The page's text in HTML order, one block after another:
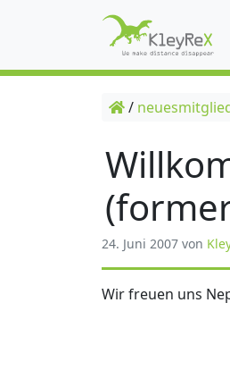
/
24. Juni 2007 von
Wir freuen uns